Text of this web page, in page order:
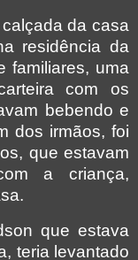
da casa
residência da
familiares, uma
com os
bebendo e
dos irmãos, foi
que estavam
a criança,
que estava
teria levantado